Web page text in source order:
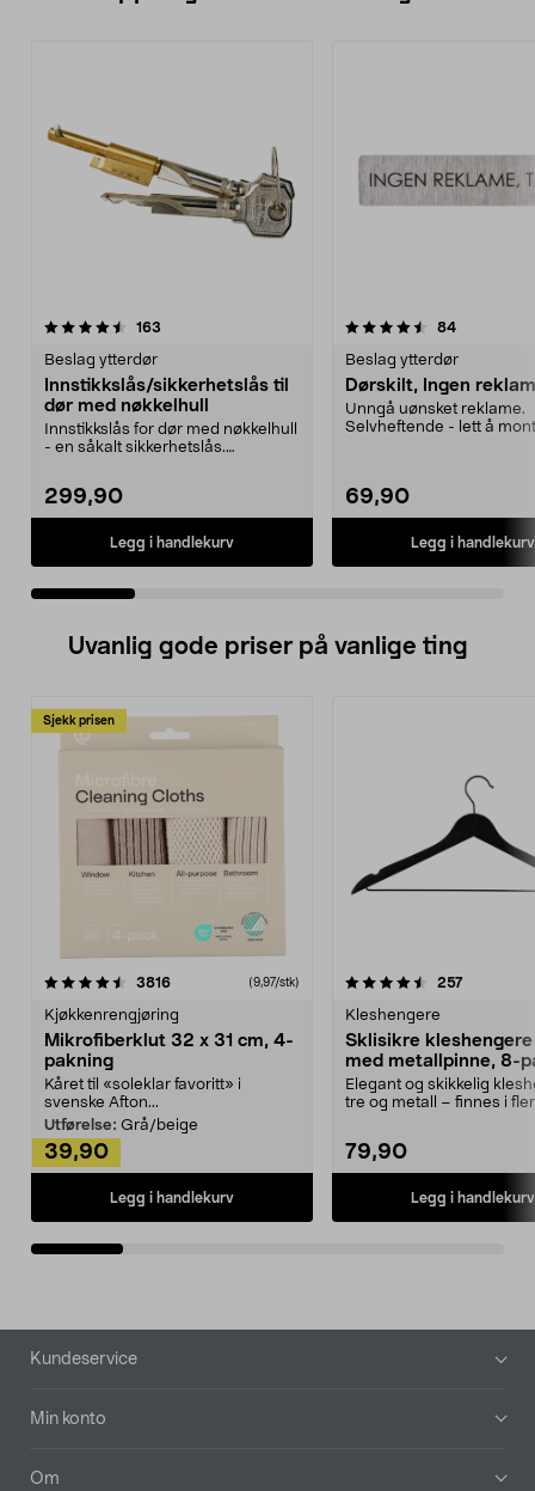
163
Beslag ytterdør
Innstikkslås/sikkerhetslås til
dør med nøkkelhull
Innstikkslås for dør med nøkkelhull
- en såkalt sikkerhetslås.
299,90
Legg i handlekurv
4.5 av 5 stjerner 84
Beslag ytterdør
Dørskilt, Ingen
Unngå uønsket reklame.
Selvheftende - lett å
69,90
Legg i handlekurv
4.5 av 5 stjerner
Uvanlig gode priser på vanlige ting
Sjekk prisen
3816anmeldelser(9,97/stk)
Kjøkkenrengjøring
Mikrofiberklut 32 x 31 cm, 4-
pakning
Kåret til «soleklar favoritt» i
svenske Afton...
Utførelse: Grå/beige
39,90
Legg i handlekurv
4.5av 5 stjerner 257
Kleshengere
Sklisikre
med metallpinne, 8-
Elegant og skikkelig
tre og metall – finnes i
79,90
Legg i handlekurv
4.5av 5 stjerner
Bunntekst
Kundeservice
Min konto
Om